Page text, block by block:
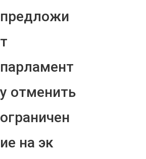
предложи
т
парламент
у отменить
ограничен
ие на эк